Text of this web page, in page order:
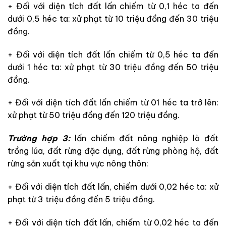
+ Đối với diện tích đất lấn chiếm từ 0,1 héc ta đến
dưới 0,5 héc ta: xử phạt từ 10 triệu đồng đến 30 triệu
đồng.
+ Đối với diện tích đất lấn chiếm từ 0,5 héc ta đến
dưới 1 héc ta: xử phạt từ 30 triệu đồng đến 50 triệu
đồng.
+ Đối với diện tích đất lấn chiếm từ 01 héc ta trở lên:
xử phạt từ 50 triệu đồng đến 120 triệu đồng.
Trường hợp 3:lấn chiếm đất nông nghiệp là đất
trồng lúa, đất rừng đặc dụng, đất rừng phòng hộ, đất
rừng sản xuất tại khu vực nông thôn:
+ Đối với diện tích đất lấn, chiếm dưới 0,02 héc ta: xử
phạt từ 3 triệu đồng đến 5 triệu đồng.
+ Đối với diện tích đất lấn, chiếm từ 0,02 héc ta đến